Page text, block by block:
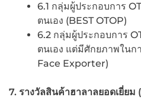
6.1 กลุ่มผู้ประกอบการ
ตนเอง (BEST OTOP)
6.2 กลุ่มผู้ประกอบการ
ตนเอง แต่มีศักยภาพในก
Face Exporter)
7. รางวัลสินค้าฮาลาลยอดเยี่ย